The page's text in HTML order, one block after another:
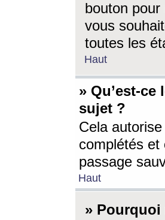
bouton
vous
toutes les
Haut
» Qu’est-
sujet ?
Cela
complétés et
passage
Haut
» Pourquoi